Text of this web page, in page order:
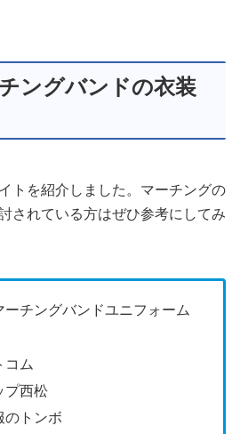
ングバンドの衣装
トを紹介しました。マーチングの
されている方はぜひ参考にしてみ
ーチングバンドユニフォーム
コム
プ西松
のトンボ